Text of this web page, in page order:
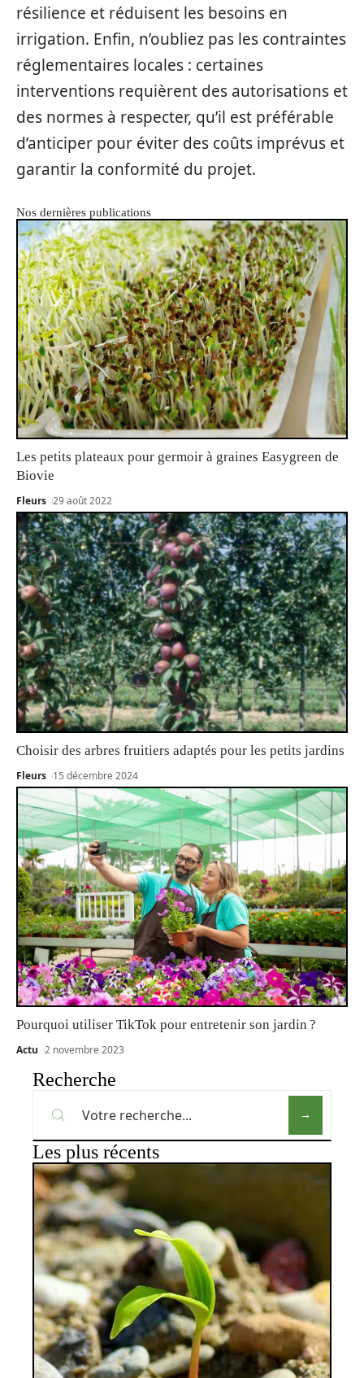
résilience et réduisent les besoins en
irrigation. Enfin, n’oubliez pas les contraintes
réglementaires locales : certaines
interventions requièrent des autorisations et
des normes à respecter, qu’il est préférable
d’anticiper pour éviter des coûts imprévus et
garantir la conformité du projet.
Nos dernières publications
Les petits plateaux pour germoir à graines Easygreen de
Biovie
Fleurs 29 août 2022
Choisir des arbres fruitiers adaptés pour les petits jardins
Fleurs 15 décembre 2024
Pourquoi utiliser TikTok pour entretenir son jardin ?
Actu 2 novembre 2023
Recherche
Les plus récents